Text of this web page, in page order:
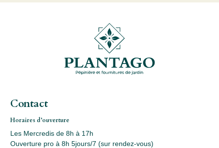
Contact
Horaires d’ouverture
Les Mercredis de 8h à 17h
Ouverture pro à 8h 5jours/7 (sur rendez-vous)